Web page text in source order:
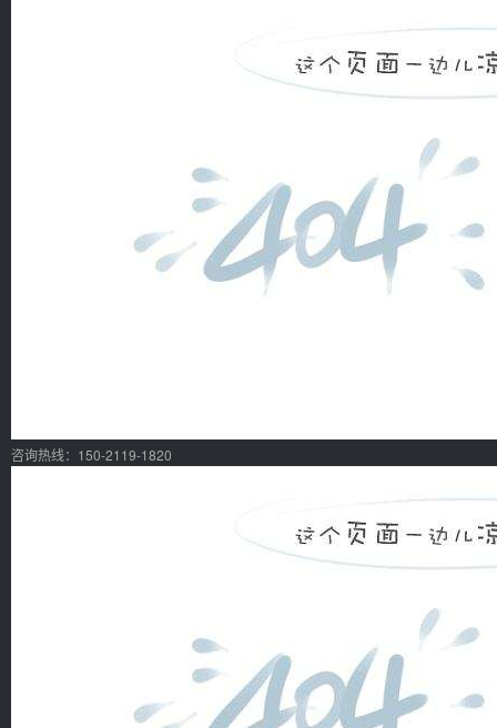
咨询热线：150-2119-1820